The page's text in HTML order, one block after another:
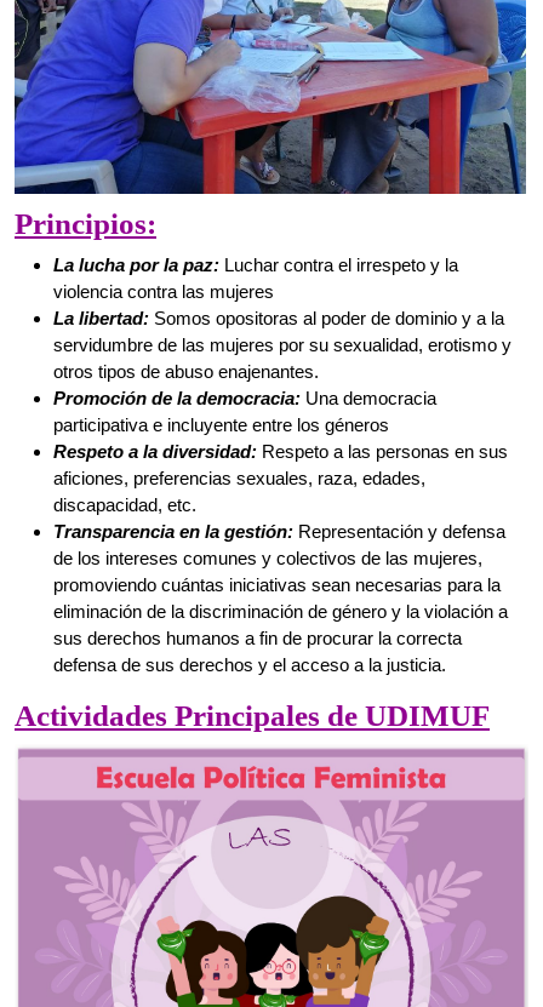
Principios:
La lucha por la paz:Luchar contra el irrespeto y la
violencia contra las mujeres
La libertad:
Somos opositoras al poder de dominio y a la
servidumbre de las mujeres por su sexualidad, erotismo y
otros tipos de abuso enajenantes.
Promoción de la democracia:
participativa e incluyente entre los géneros
Respeto a la diversidad:Respeto a las personas en sus
aficiones, preferencias sexuales, raza, edades,
discapacidad, etc.
Transparencia en la gestión:Representación y defensa
de los intereses comunes y colectivos de las mujeres,
promoviendo cuántas iniciativas sean necesarias para la
eliminación de la discriminación de género y la violación a
sus derechos humanos a fin de procurar la correcta
defensa de sus derechos y el acceso a la justicia.
Actividades Principales de UDIMUF